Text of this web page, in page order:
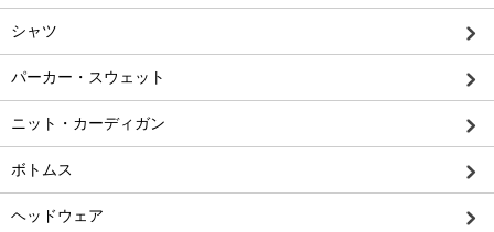
シャツ
パーカー・スウェット
ニット・カーディガン
ボトムス
ヘッドウェア